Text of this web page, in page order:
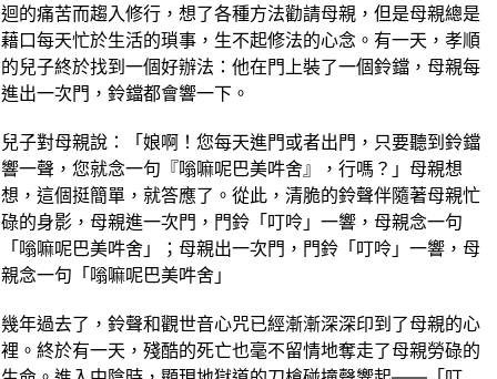
迴的痛苦而趨入修行，想了各種方法勸請母親，但是母親總是
藉口每天忙於生活的瑣事，生不起修法的心念。有一天，孝順
的兒子終於找到一個好辦法：他在門上裝了一個鈴鐺，母親每
進出一次門，鈴鐺都會響一下。
兒子對母親說：「娘啊！您每天進門或者出門，只要聽到鈴鐺
響一聲，您就念一句『嗡嘛呢巴美吽舍』，行嗎？」母親想
想，這個挺簡單，就答應了。從此，清脆的鈴聲伴隨著母親忙
碌的身影，母親進一次門，門鈴「叮呤」一響，母親念一句
「嗡嘛呢巴美吽舍」；母親出一次門，門鈴「叮呤」一響，母
親念一句「嗡嘛呢巴美吽舍」
幾年過去了，鈴聲和觀世音心咒已經漸漸深深印到了母親的心
裡。終於有一天，殘酷的死亡也毫不留情地奪走了母親勞碌的